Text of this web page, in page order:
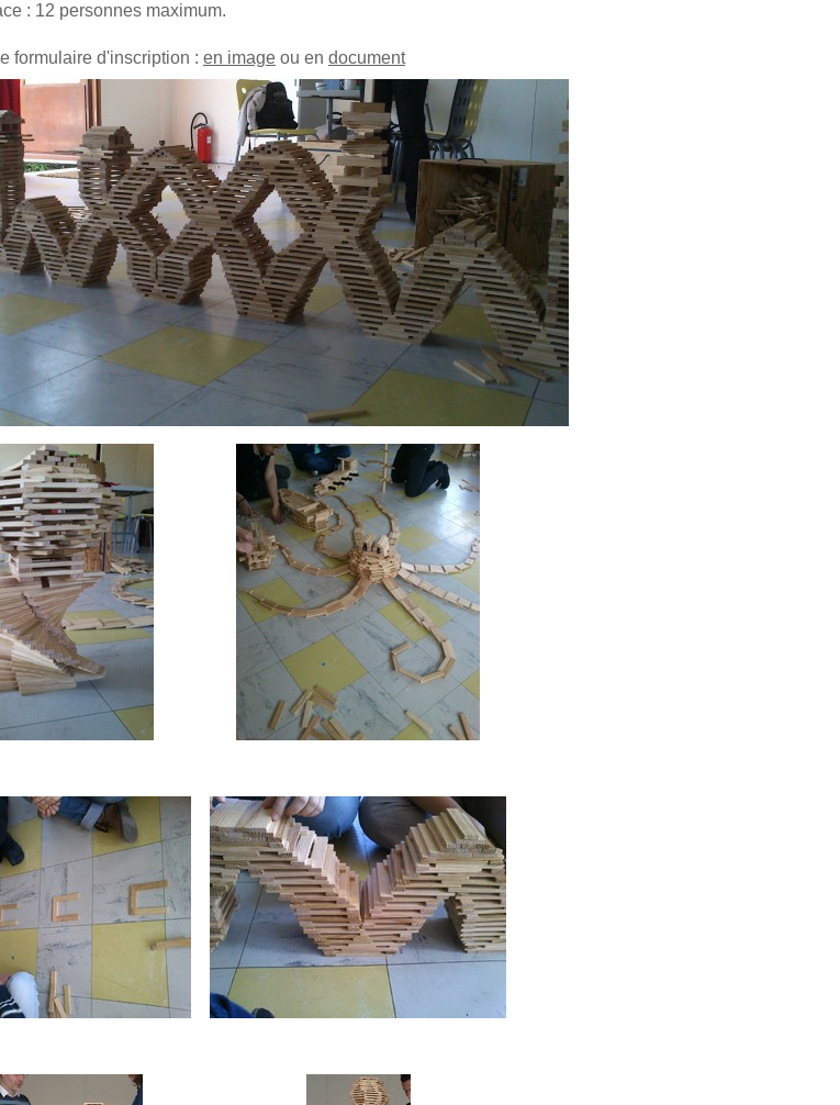
: 12 personnes maximum.
formulaire d'inscription : en image ou en document